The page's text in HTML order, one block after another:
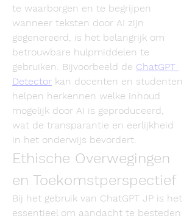
te waarborgen en te begrijpen
wanneer teksten door AI zijn
gegenereerd, is het belangrijk om
betrouwbare hulpmiddelen te
gebruiken. Bijvoorbeeld de ChatGPT
Detector kan docenten en studenten
helpen herkennen welke inhoud
mogelijk door AI is geproduceerd,
wat de transparantie en eerlijkheid
in het onderwijs bevordert.
Ethische Overwegingen
en Toekomstperspectief
Bij het gebruik van ChatGPT JP is het
essentieel om aandacht te besteden